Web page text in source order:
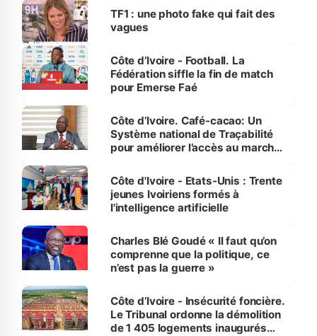
sur la scène internationale »
TF1 : une photo fake qui fait des
vagues
Côte d’Ivoire - Football. La
Fédération siffle la fin de match
pour Emerse Faé
Côte d’Ivoire. Café-cacao: Un
Système national de Traçabilité
pour améliorer l’accès au marché
Côte d'Ivoire - Etats-Unis : Trente
jeunes Ivoiriens formés à
l'intelligence artificielle
Charles Blé Goudé « Il faut qu’on
comprenne que la politique, ce
n’est pas la guerre »
Côte d’Ivoire - Insécurité foncière.
Le Tribunal ordonne la démolition
de 1 405 logements inaugurés